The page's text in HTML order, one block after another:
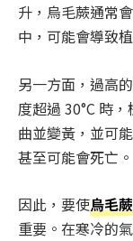
升，烏毛蕨通常
中，可能會導致
另一方面，過高
度超過 30°C 時
曲並變黃，並可
甚至可能會死亡。
因此，要使烏毛蕨
重要。在寒冷的